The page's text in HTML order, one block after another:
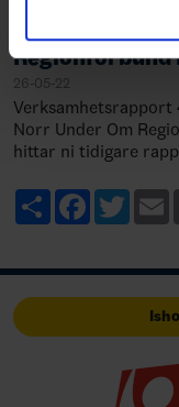
Regionförbund
26-05-22
Verksamhetsrapport
Norr Under Om
hittar ni tidigare
ShareFacebook